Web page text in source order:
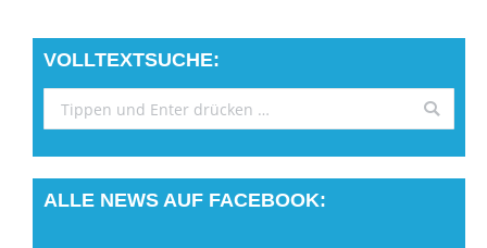
VOLLTEXTSUCHE:
Search:
ALLE NEWS AUF FACEBOOK: